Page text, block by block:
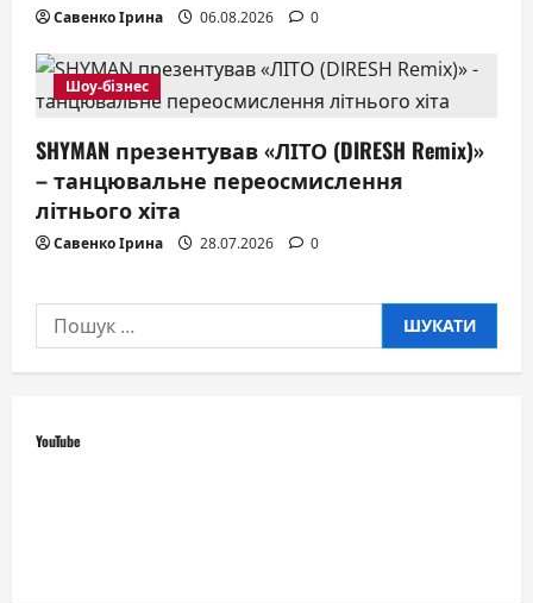
Савенко Ірина 06.08.2026 0
Шоу-бізнес
SHYMAN презентував «ЛІТО (DIRESH Remix)»
– танцювальне переосмислення
літнього хіта
Савенко Ірина 28.07.2026 0
Пошук:
YouTube